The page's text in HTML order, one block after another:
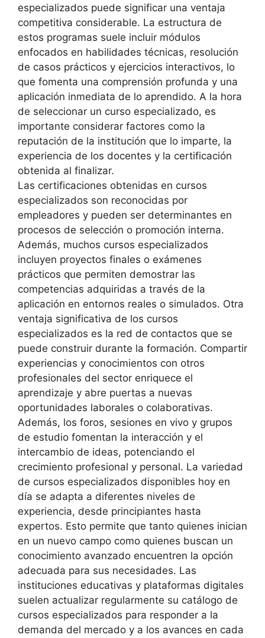
especializados puede significar una ventaja
competitiva considerable. La estructura de
estos programas suele incluir módulos
enfocados en habilidades técnicas, resolución
de casos prácticos y ejercicios interactivos, lo
que fomenta una comprensión profunda y una
aplicación inmediata de lo aprendido. A la hora
de seleccionar un curso especializado, es
importante considerar factores como la
reputación de la institución que lo imparte, la
experiencia de los docentes y la certificación
obtenida al finalizar.
Las certificaciones obtenidas en cursos
especializados son reconocidas por
empleadores y pueden ser determinantes en
procesos de selección o promoción interna.
Además, muchos cursos especializados
incluyen proyectos finales o exámenes
prácticos que permiten demostrar las
competencias adquiridas a través de la
aplicación en entornos reales o simulados. Otra
ventaja significativa de los cursos
especializados es la red de contactos que se
puede construir durante la formación. Compartir
experiencias y conocimientos con otros
profesionales del sector enriquece el
aprendizaje y abre puertas a nuevas
oportunidades laborales o colaborativas.
Además, los foros, sesiones en vivo y grupos
de estudio fomentan la interacción y el
intercambio de ideas, potenciando el
crecimiento profesional y personal. La variedad
de cursos especializados disponibles hoy en
día se adapta a diferentes niveles de
experiencia, desde principiantes hasta
expertos. Esto permite que tanto quienes inician
en un nuevo campo como quienes buscan un
conocimiento avanzado encuentren la opción
adecuada para sus necesidades. Las
instituciones educativas y plataformas digitales
suelen actualizar regularmente su catálogo de
cursos especializados para responder a la
demanda del mercado y a los avances en cada